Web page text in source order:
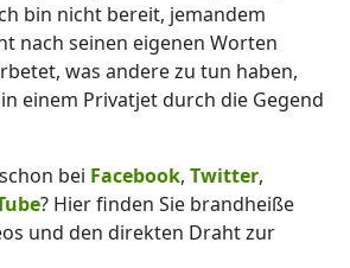
bin nicht bereit, jemandem
nach seinen eigenen Worten
was andere zu tun haben,
einem Privatjet durch die Gegend
schon bei Facebook, Twitter,
? Hier finden Sie brandheiße
und den direkten Draht zur